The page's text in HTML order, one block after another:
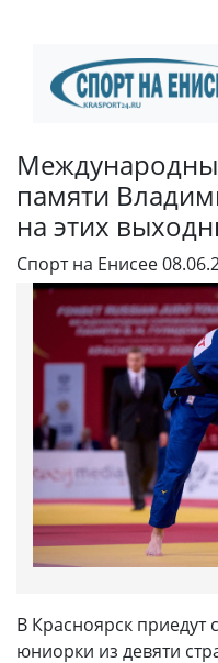
памяти
на этих
Спорт на Енисее
В Красноярск
юниорки из девяти